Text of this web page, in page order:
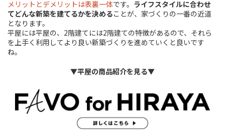
メリットとデメリットは表裏一体です。 ライフスタイルに合わせ
てどんな新築を建てるかを決めることが、家づくりの一番の近道
となります。
平屋には平屋の、2階建てには2階建ての特徴があるので、それら
を上手く利用してより良い新築づくりを進めていくと良いです
ね。
▼平屋の商品紹介を見る▼